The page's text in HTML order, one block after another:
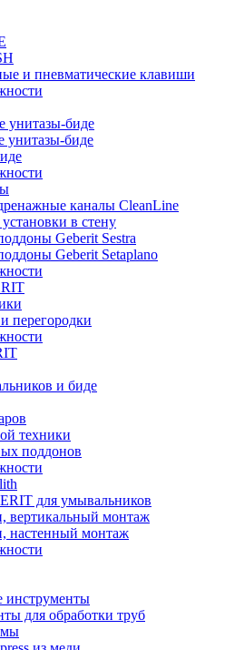
и пневматические клавиши
унитазы-биде
унитазы-биде
каналы CleanLine
в стену
Geberit Sestra
Geberit Setaplano
перегородки
и биде
техники
поддонов
для умывальников
вертикальный монтаж
настенный монтаж
инструменты
для обработки труб